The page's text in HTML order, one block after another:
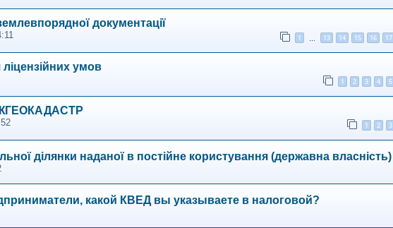
документації
1 13 14 15 16 17
лiцензiйних умов
1 2 3 4 5
1 2 3
ділянки наданої в постійне користування (державна власність)
какой КВЕД вы указываете в налоговой?